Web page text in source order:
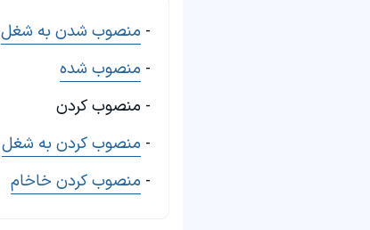
- منصوب شدن به شغل
- منصوب شده
- منصوب کردن
- منصوب کردن به شغل
- منصوب کردن خاخام